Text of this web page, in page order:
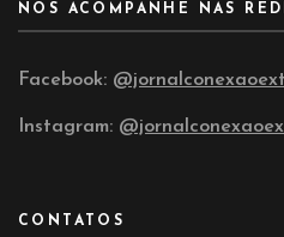
NOS ACOMPANHE NAS
Facebook:
Instagram:
CONTATOS